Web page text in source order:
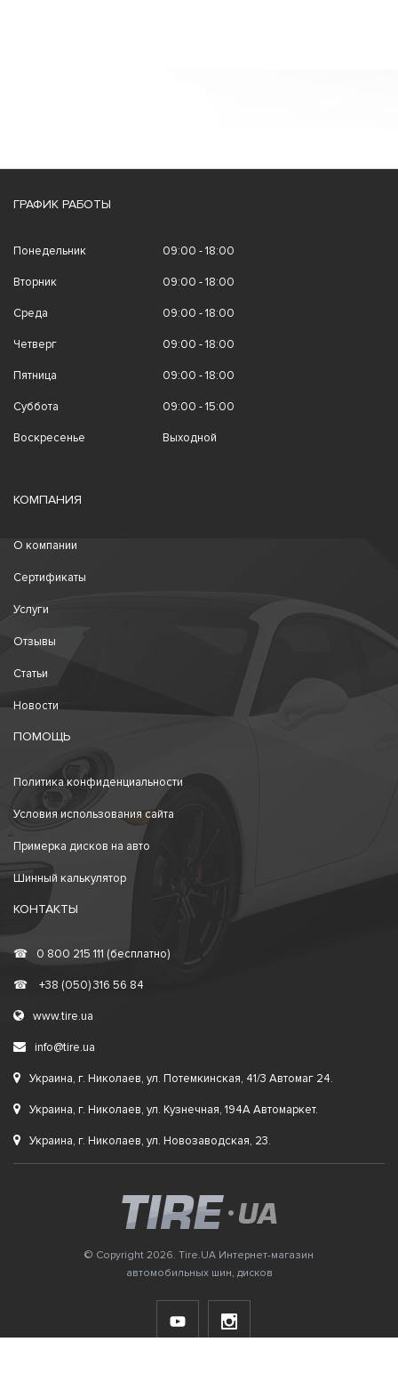
ГРАФИК РАБОТЫ
Понедельник 09:00 - 18:00
Вторник 09:00 - 18:00
Среда 09:00 - 18:00
Четверг 09:00 - 18:00
Пятница 09:00 - 18:00
Суббота 09:00 - 15:00
Воскресенье Выходной
КОМПАНИЯ
О компании
Сертификаты
Услуги
Отзывы
Статьи
Новости
ПОМОЩЬ
Политика конфиденциальности
Условия использования сайта
Примерка дисков на авто
Шинный калькулятор
КОНТАКТЫ
☎ 0 800 215 111 (бесплатно)
☎ +38 (050) 316 56 84
www.tire.ua
info@tire.ua
Украина, г. Николаев, ул. Потемкинская, 41/3 Автомаг 24.
Украина, г. Николаев, ул. Кузнечная, 194А Автомаркет.
Украина, г. Николаев, ул. Новозаводская, 23.
© Copyright 2026. Tire.UA Интернет-магазин
автомобильных шин, дисков